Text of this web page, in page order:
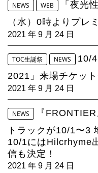
NEWS WEB
「夜光
（水）0時よりプレ
2021 年 9 月 24 日
TOC生誕祭 NEWS
10/
2021」来場チケッ
2021 年 9 月 24 日
NEWS
『
トラックが10/1〜3
10/1にはHilcrhyme
信も決定！
2021 年 9 月 24 日